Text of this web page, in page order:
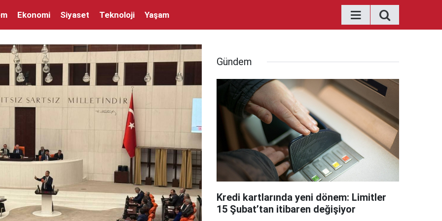
Ekonomi Siyaset Teknoloji Yaşam
Gündem
Kredi kartlarında yeni dönem: Limitler
15 Şubat’tan itibaren değişiyor